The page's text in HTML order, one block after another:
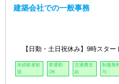
建築会社での一般事務
【日勤・土日祝休み】9時スター
未経験者歓
迎
車通勤
OK
交通費支
給
制服無
与